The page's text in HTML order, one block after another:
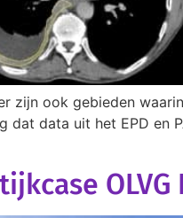
zijn ook gebieden
data uit het EPD en
OLVG